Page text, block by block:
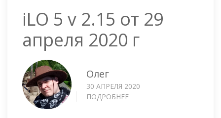
iLO 5 v 2.15 от 29
апреля 2020 г
Олег
30 АПРЕЛЯ 2020
ПОДРОБНЕЕ